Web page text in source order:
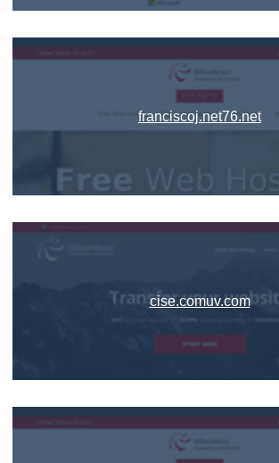
franciscoj.net76.net
cise.comuv.com